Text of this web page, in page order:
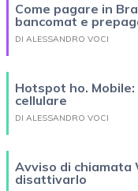
Come pagare in
bancomat e
DI ALESSANDRO VOCI
Hotspot ho.
cellulare
DI ALESSANDRO VOCI
Avviso di chiamata
disattivarlo